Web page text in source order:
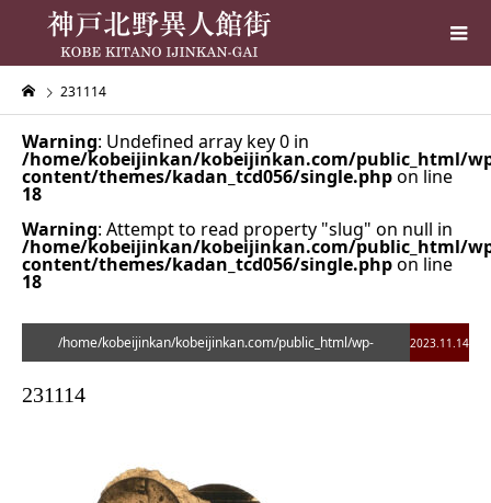
231114
Warning: Undefined array key 0 in
/home/kobeijinkan/kobeijinkan.com/public_html/
content/themes/kadan_tcd056/single.phpon line
18
Warning: Attempt to read property "slug" on null in
/home/kobeijinkan/kobeijinkan.com/public_html/
content/themes/kadan_tcd056/single.phpon line
18
/home/kobeijinkan/kobeijinkan.com/public_html/wp-
/home/kobeijinkan/kobeijinkan.com/public_html/wp-
2023.11.14
231114